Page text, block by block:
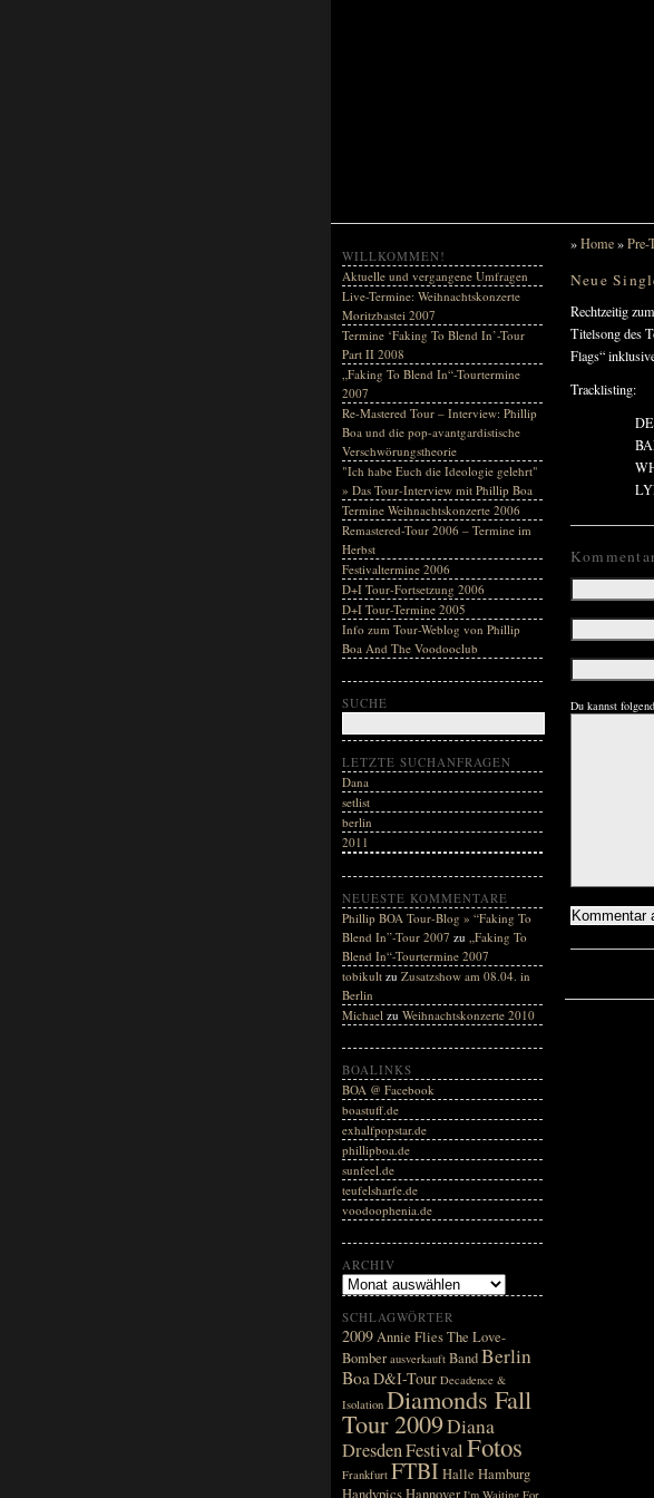
»Home»Pre-
Neue
Rechtzeitig zum
Titelsong des
Flags“
Tracklisting:
Du kannst
WILLKOMMEN!
Aktuelle und vergangene Umfragen
Live-Termine: Weihnachtskonzerte
Moritzbastei 2007
Termine ‘Faking To Blend In’-Tour
Part II 2008
„Faking To Blend In“-Tourtermine
2007
Re-Mastered Tour – Interview: Phillip
Boa und die pop-avantgardistische
Verschwörungstheorie
"Ich habe Euch die Ideologie gelehrt"
» Das Tour-Interview mit Phillip Boa
Termine Weihnachtskonzerte 2006
Remastered-Tour 2006 – Termine im
Herbst
Festivaltermine 2006
D+I Tour-Fortsetzung 2006
D+I Tour-Termine 2005
Info zum Tour-Weblog von Phillip
Boa And The Voodooclub
SUCHE
LETZTE SUCHANFRAGEN
Dana
setlist
berlin
2011
NEUESTE KOMMENTARE
Phillip BOA Tour-Blog » “Faking To
Blend In”-Tour 2007 zu „Faking To
Blend In“-Tourtermine 2007
tobikult zu Zusatzshow am 08.04. in
Berlin
Michael zu Weihnachtskonzerte 2010
BOALINKS
BOA @ Facebook
boastuff.de
exhalfpopstar.de
phillipboa.de
sunfeel.de
teufelsharfe.de
voodoophenia.de
ARCHIV
SCHLAGWÖRTER
2009Annie Flies The Love-
Bomber ausverkauft BandBerlin
BoaD&I-Tour Decadence &
Isolation Diamonds Fall
Tour 2009Diana
DresdenFestivalFotos
Frankfurt FTBIHalle Hamburg
HandypicsHannover I'm Waiting For